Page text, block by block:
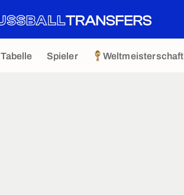
Tabelle Spieler Weltmeisterschaft